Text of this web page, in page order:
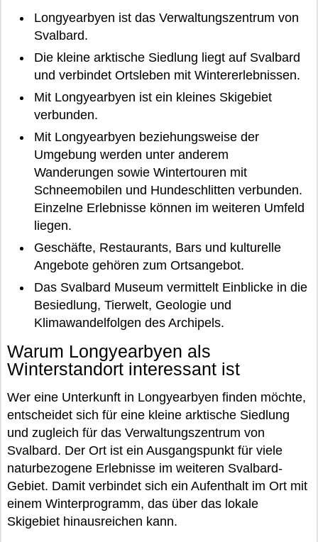
Longyearbyen ist das Verwaltungszentrum von
Svalbard.
Die kleine arktische Siedlung liegt auf Svalbard
und verbindet Ortsleben mit Wintererlebnissen.
Mit Longyearbyen ist ein kleines Skigebiet
verbunden.
Mit Longyearbyen beziehungsweise der
Umgebung werden unter anderem
Wanderungen sowie Wintertouren mit
Schneemobilen und Hundeschlitten verbunden.
Einzelne Erlebnisse können im weiteren Umfeld
liegen.
Geschäfte, Restaurants, Bars und kulturelle
Angebote gehören zum Ortsangebot.
Das Svalbard Museum vermittelt Einblicke in die
Besiedlung, Tierwelt, Geologie und
Klimawandelfolgen des Archipels.
Warum Longyearbyen als
Winterstandort interessant ist
Wer eine Unterkunft in Longyearbyen finden möchte,
entscheidet sich für eine kleine arktische Siedlung
und zugleich für das Verwaltungszentrum von
Svalbard. Der Ort ist ein Ausgangspunkt für viele
naturbezogene Erlebnisse im weiteren Svalbard-
Gebiet. Damit verbindet sich ein Aufenthalt im Ort mit
einem Winterprogramm, das über das lokale
Skigebiet hinausreichen kann.